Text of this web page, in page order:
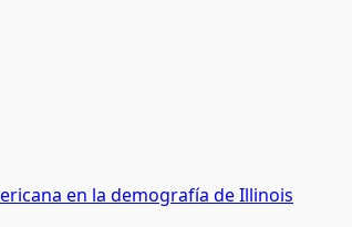
en la demografía de Illinois